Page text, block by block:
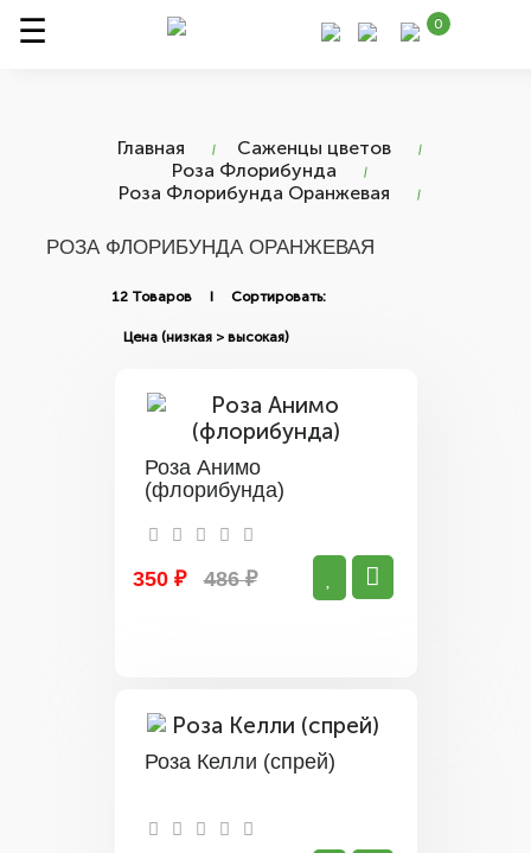
0
Главная
Саженцы цветов
Роза Флорибунда
Роза Флорибунда Оранжевая
РОЗА ФЛОРИБУНДА ОРАНЖЕВАЯ
12 Товаров I Сортировать:
Роза Анимо
(флорибунда)
350 ₽ 486 ₽
Роза Келли (спрей)